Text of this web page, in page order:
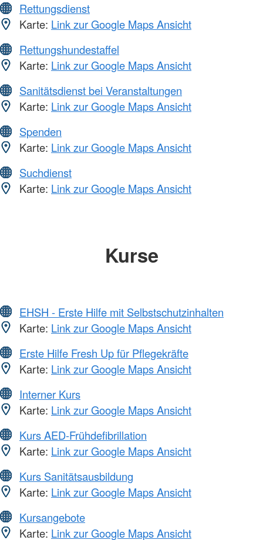
Rettungsdienst
Karte: Link zur Google Maps Ansicht
Rettungshundestaffel
Karte: Link zur Google Maps Ansicht
Sanitätsdienst bei Veranstaltungen
Karte: Link zur Google Maps Ansicht
Spenden
Karte: Link zur Google Maps Ansicht
Suchdienst
Karte: Link zur Google Maps Ansicht
Kurse
EHSH - Erste Hilfe mit Selbstschutzinhalten
Karte: Link zur Google Maps Ansicht
Erste Hilfe Fresh Up für Pflegekräfte
Karte: Link zur Google Maps Ansicht
Interner Kurs
Karte: Link zur Google Maps Ansicht
Kurs AED-Frühdefibrillation
Karte: Link zur Google Maps Ansicht
Kurs Sanitätsausbildung
Karte: Link zur Google Maps Ansicht
Kursangebote
Karte: Link zur Google Maps Ansicht